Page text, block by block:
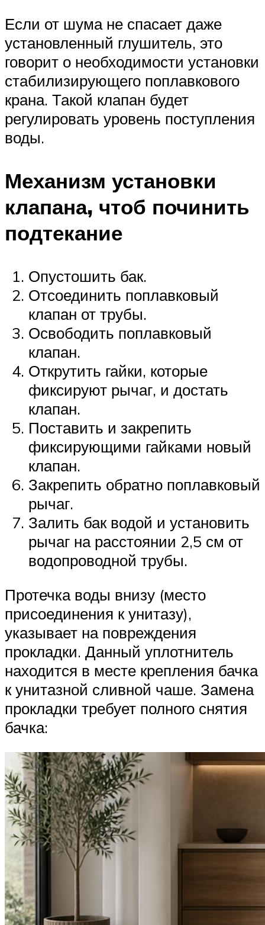
Если от шума не спасает даже
установленный глушитель, это
говорит о необходимости установки
стабилизирующего поплавкового
крана. Такой клапан будет
регулировать уровень поступления
воды.
Механизм установки
клапана, чтоб починить
подтекание
Опустошить бак.
Отсоединить поплавковый
клапан от трубы.
Освободить поплавковый
клапан.
Открутить гайки, которые
фиксируют рычаг, и достать
клапан.
Поставить и закрепить
фиксирующими гайками новый
клапан.
Закрепить обратно поплавковый
рычаг.
Залить бак водой и установить
рычаг на расстоянии 2,5 см от
водопроводной трубы.
Протечка воды внизу (место
присоединения к унитазу),
указывает на повреждения
прокладки. Данный уплотнитель
находится в месте крепления бачка
к унитазной сливной чаше. Замена
прокладки требует полного снятия
бачка: